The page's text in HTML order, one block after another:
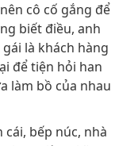
cô cố gắng để
biết điều, anh
là khách hàng
để tiện hỏi han
làm bồ của nhau
bếp núc, nhà